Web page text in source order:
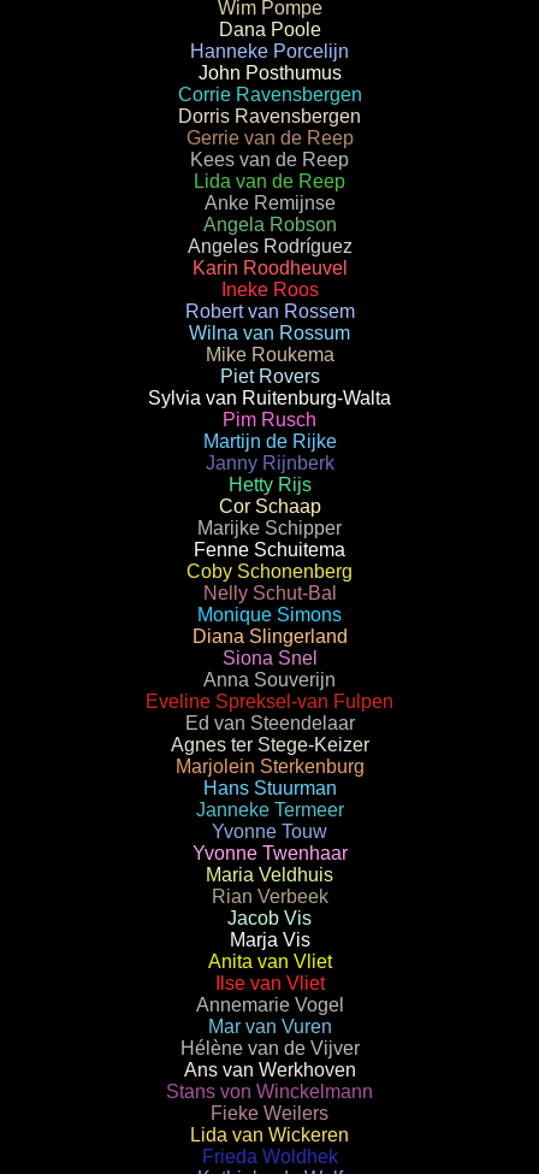
Wim Pompe
Dana Poole
Hanneke Porcelijn
John Posthumus
Corrie Ravensbergen
Dorris Ravensbergen
Gerrie van de Reep
Kees van de Reep
Lida van de Reep
Anke Remijnse
Angela Robson
Angeles Rodríguez
Karin Roodheuvel
Ineke Roos
Robert van Rossem
Wilna van Rossum
Mike Roukema
Piet Rovers
Sylvia van Ruitenburg-Walta
Pim Rusch
Martijn de Rijke
Janny Rijnberk
Hetty Rijs
Cor Schaap
Marijke Schipper
Fenne Schuitema
Coby Schonenberg
Nelly Schut-Bal
Monique Simons
Diana Slingerland
Siona Snel
Anna Souverijn
Eveline Spreksel-van Fulpen
Ed van Steendelaar
Agnes ter Stege-Keizer
Marjolein Sterkenburg
Hans Stuurman
Janneke Termeer
Yvonne Touw
Yvonne Twenhaar
Maria Veldhuis
Rian Verbeek
Jacob Vis
Marja Vis
Anita van Vliet
Ilse van Vliet
Annemarie Vogel
Mar van Vuren
Hélène van de Vijver
Ans van Werkhoven
Stans von Winckelmann
Fieke Weilers
Lida van Wickeren
Frieda Woldhek